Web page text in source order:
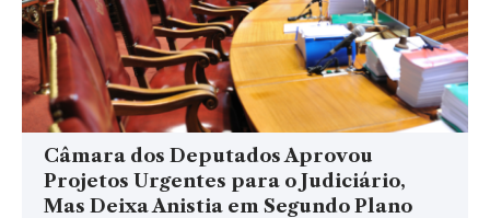
Câmara dos Deputados Aprovou
Projetos Urgentes para o Judiciário,
Mas Deixa Anistia em Segundo Plano